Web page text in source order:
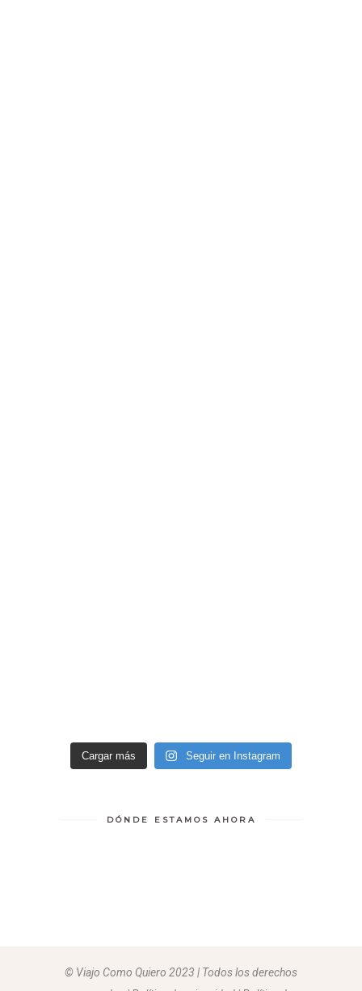
Cargar más Seguir en Instagram
DÓNDE ESTAMOS AHORA
© Viajo Como Quiero 2023 | Todos los derechos